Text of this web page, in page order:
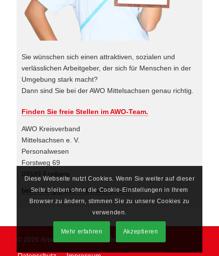
Sie wünschen sich einen attraktiven, sozialen und
verlässlichen Arbeitgeber, der sich für Menschen in der
Umgebung stark macht?
Dann sind Sie bei der AWO Mittelsachsen genau richtig.
Finden Sie freie Stellen im AWO-Team.
AWO Kreisverband
Mittelsachsen e. V.
Personalwesen
Forstweg 69
09599 Freiberg
bewerbung@awo-mittelsachsen.de
© 2026 Arbeiterwohlfahrt Mittelsachsen e.V.
Diese Webseite nutzt Cookies. Wenn Sie weiter auf dieser
Seite bleiben ohne die Cookie-Einstellungen in Ihrem
Browser zu ändern, stimmen Sie zu unsere Cookies zu
verwenden.
Mehr erfahren Akzeptieren